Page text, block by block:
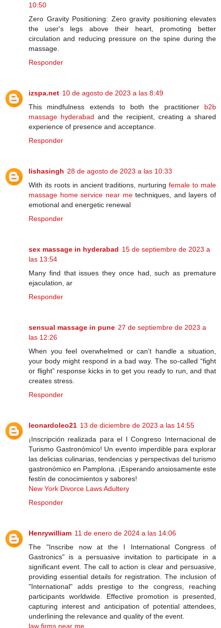
10:50
Zero Gravity Positioning: Zero gravity positioning elevates
the user's legs above their heart, promoting better
circulation and reducing pressure on the spine during the
massage.
Responder
izspa.net 10 de agosto de 2023 a las 8:49
This mindfulness extends to both the practitioner b2b
massage hyderabad and the recipient, creating a shared
experience of presence and acceptance.
Responder
lishasingh 28 de agosto de 2023 a las 10:33
With its roots in ancient traditions, nurturingfemale to male
massage home service near metechniques, and layers of
emotional and energetic renewal
Responder
sex massage in hyderabad 15 de septiembre de 2023 a
las 13:54
Many find that issues they once had, such as premature
ejaculation, ar
Responder
sensual massage in pune 27 de septiembre de 2023 a
las 12:26
When you feel overwhelmed or can’t handle a situation,
your body might respond in a bad way. The so-called “fight
or flight” response kicks in to get you ready to run, and that
creates stress.
Responder
leonardoleo21 13 de diciembre de 2023 a las 14:55
¡Inscripción realizada para el I Congreso Internacional de
Turismo Gastronómico! Un evento imperdible para explorar
las delicias culinarias, tendencias y perspectivas del turismo
gastronómico en Pamplona. ¡Esperando ansiosamente este
festín de conocimientos y sabores!
New York Divorce Laws Adultery
Responder
Henrywilliam 11 de enero de 2024 a las 14:06
The "Inscribe now at the I International Congress of
Gastronics" is a persuasive invitation to participate in a
significant event. The call to action is clear and persuasive,
providing essential details for registration. The inclusion of
"International" adds prestige to the congress, reaching
participants worldwide. Effective promotion is presented,
capturing interest and anticipation of potential attendees,
underlining the relevance and quality of the event.
law firms near me